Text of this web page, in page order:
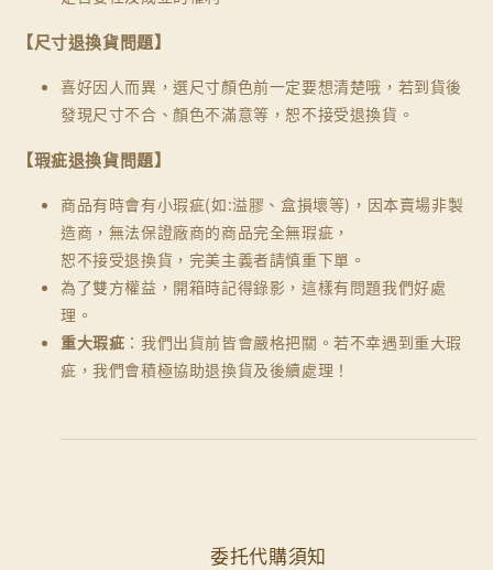
【尺寸退換貨問題】
喜好因人而異，選尺寸顏色前一定要想清楚哦，若到貨後
發現尺寸不合、顏色不滿意等，恕不接受退換貨。
【瑕疵退換貨問題】
商品有時會有小瑕疵(如:溢膠、盒損壞等)，因本賣場非製
造商，無法保證廠商的商品完全無瑕疵，
恕不接受退換貨，完美主義者請慎重下單。
為了雙方權益，開箱時記得錄影，這樣有問題我們好處
理。
重大瑕疵 ：我們出貨前皆會嚴格把關。若不幸遇到重大瑕
疵，我們會積極協助退換貨及後續處理！
委托代購須知